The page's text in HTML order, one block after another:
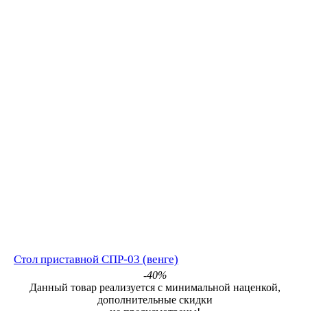
Стол приставной СПР-03 (венге)
-40%
Данный товар реализуется с минимальной наценкой,
дополнительные скидки